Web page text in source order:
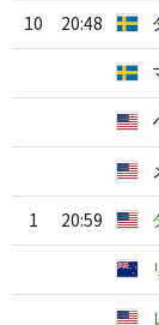
10 20:48
1 20:59